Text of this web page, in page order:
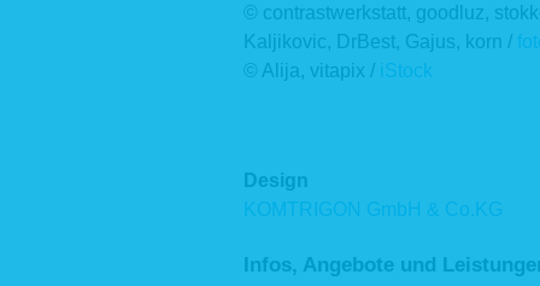
© contrastwerkstatt, goodluz,
Kaljikovic, DrBest, Gajus, korn /
© Alija, vitapix / iStock
Design
KOMTRIGON GmbH & Co.KG
Infos, Angebote und
2.4